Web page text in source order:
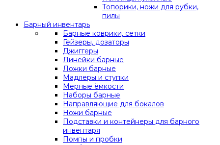
Топорики, ножи для рубки,
пилы
Барный инвентарь
Барные коврики, сетки
Гейзеры, дозаторы
Джиггеры
Линейки барные
Ложки барные
Мадлеры и ступки
Мерные ёмкости
Наборы барные
Направляющие для бокалов
Ножи барные
Подставки и контейнеры для барного
инвентаря
Помпы и пробки